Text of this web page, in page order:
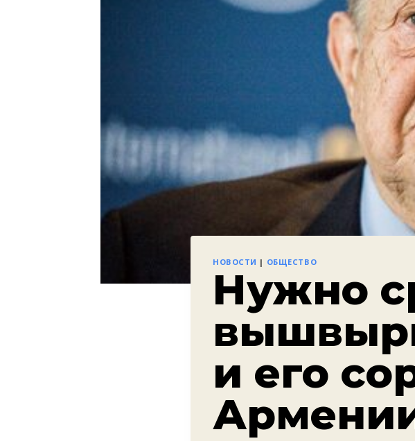
НОВОСТИ | ОБЩЕСТВО
Нужно
и его